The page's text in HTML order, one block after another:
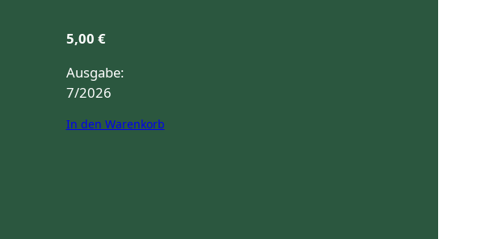
5,00 €
Ausgabe:
7/2026
In den Warenkorb